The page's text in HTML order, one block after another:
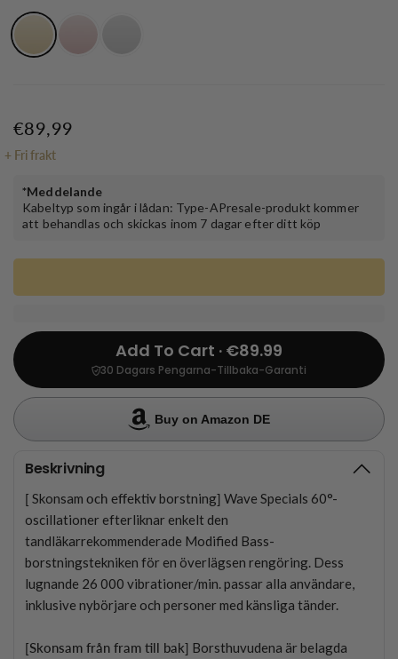
€89,99
+ Fri frakt
*Meddelande
Kabeltyp som ingår i lådan: Type-APresale-produkt kommer
att behandlas och skickas inom 7 dagar efter ditt köp
Add To Cart · €89.99
30 Dagars Pengarna-Tillbaka-Garanti
Buy on Amazon DE
Beskrivning
[ Skonsamoch effektivborstning] Wave Specials 60°-
oscillationer efterliknar enkelt den
tandläkarrekommenderade Modified Bass-
borstningstekniken för en överlägsen rengöring. Dess
lugnande 26 000 vibrationer/min. passar alla användare,
inklusive nybörjare och personer med känsliga tänder.
[Skonsam från fram till bak] Borsthuvudena är belagda